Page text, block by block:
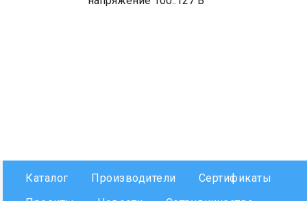
Каталог Производители
Сертификаты